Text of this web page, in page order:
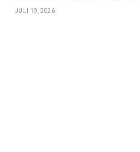
JULI 19, 2026